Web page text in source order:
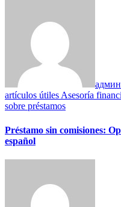
artículos útilesAsesoría
sobre préstamos
Préstamo sin comisiones:
español